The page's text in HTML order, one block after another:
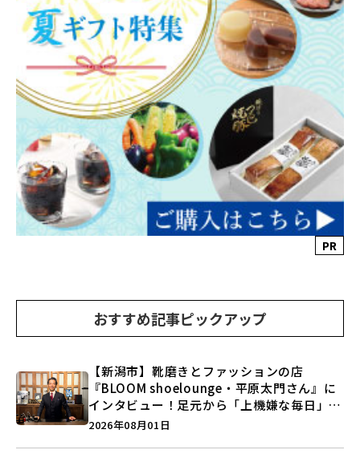
PR
おすすめ記事ピックアップ
【新潟市】靴磨きとファッションの店
『BLOOM shoelounge・平原太門さん』に
インタビュー！足元から「上機嫌な毎日」を
つくる装いの提案とは？
2026年08月01日